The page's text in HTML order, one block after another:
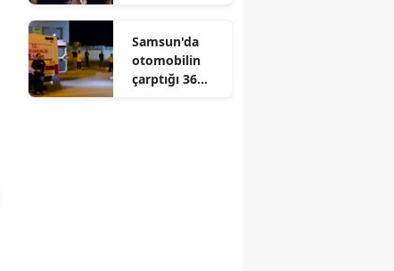
gösterme
planı ortaya
çıktı
Samsun'da
otomobilin
çarptığı 36